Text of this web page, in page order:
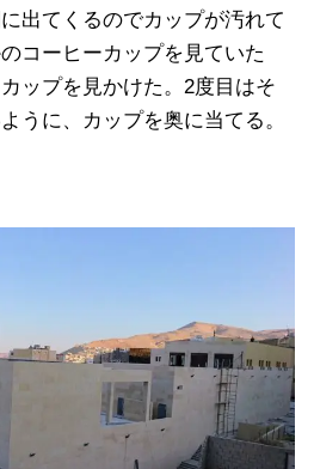
出てくるのでカップが汚れて
コーヒーカップを見ていた
ップを見かけた。2度目はそ
うに、カップを奥に当てる。